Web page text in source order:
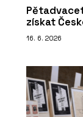
získat
16. 6. 2026